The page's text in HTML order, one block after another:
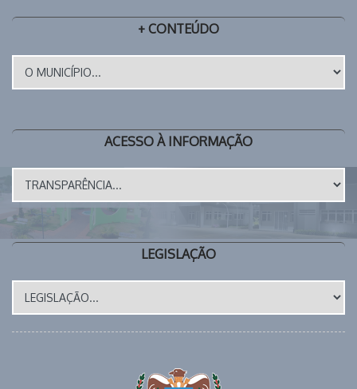
+ CONTEÚDO
ACESSO À INFORMAÇÃO
LEGISLAÇÃO